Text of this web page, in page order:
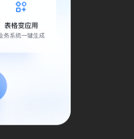
）创个模板。
。